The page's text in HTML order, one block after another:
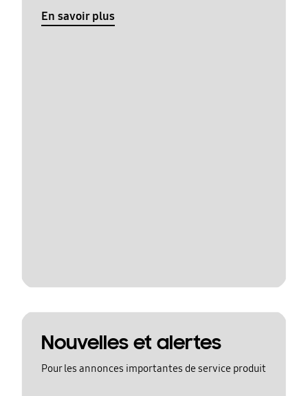
En savoir plus
Nouvelles et alertes
Pour les annonces importantes de service produit